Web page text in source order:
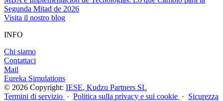
Segunda Mitad de 2026
Visita il nostro blog
INFO
Chi siamo
Contattaci
Mail
Eureka Simulations
© 2026 Copyright: IESE, Kudzu Partners SL
Termini di servizio · Politica sulla privacy e sui cookie · Sicurezza